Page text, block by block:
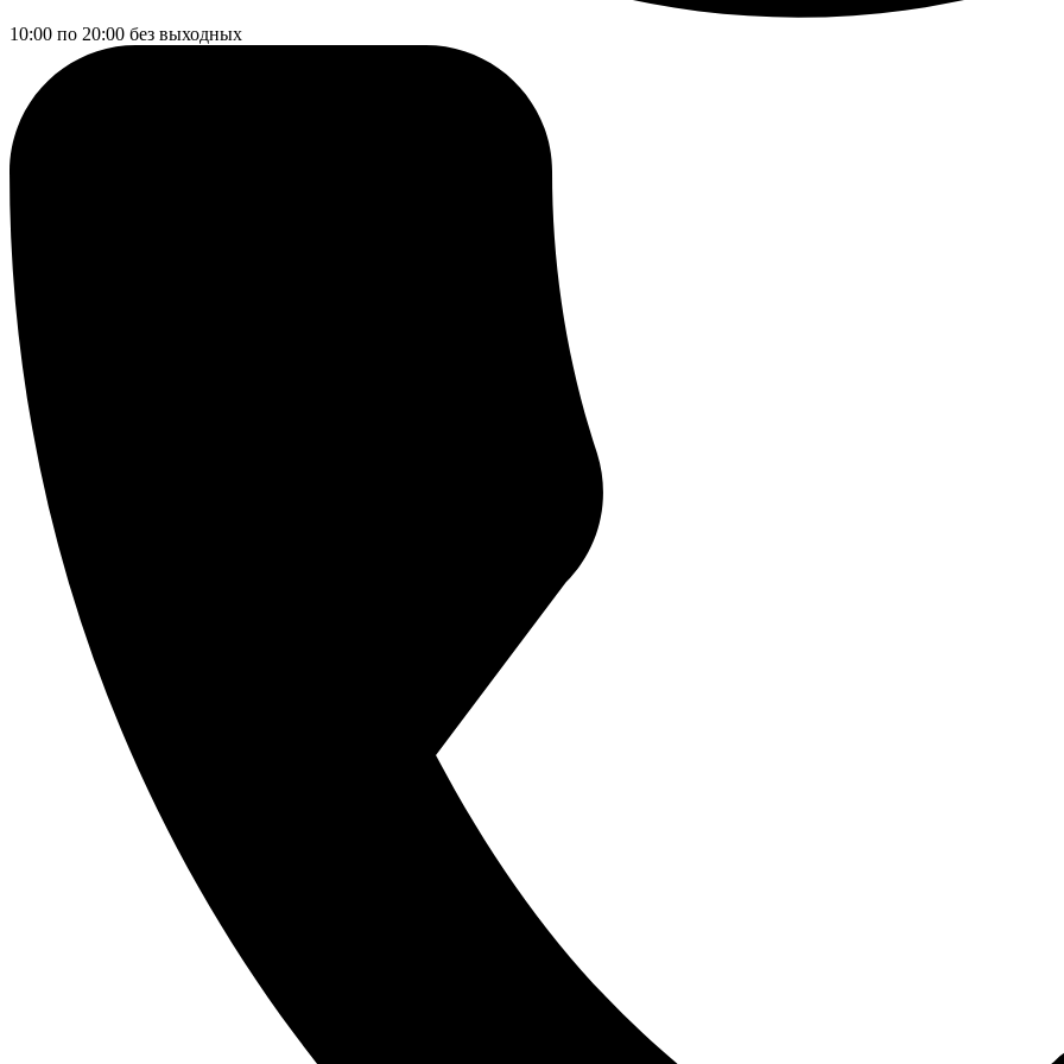
10:00 по 20:00 без выходных